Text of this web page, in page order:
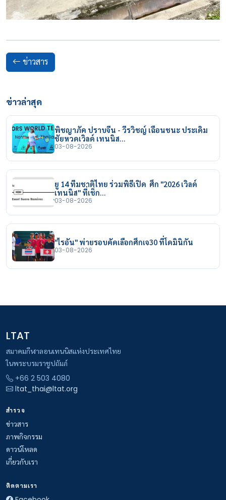
ข่าวสาร
ข่าวล่าสุด
พิชญาภัค ปราบจีน - วีรวิชญ์ เฉือนชนะ ประเดิม
ชัยหวดเวิลด์ เทนนิส…
03-08-2026
ยู 14 ทีมชาติไทย ร่วมพิธีเปิด ศึก "2026 เวิลด์
เทนนิส" ที่เช็ก…
03-08-2026
"ไรอัน" พ่ายรอบคัดเลือกศึกเจ30 ที่โดมินิกัน
03-08-2026
LTAT
สมาคมกีฬาลอนเทนนิสแห่งประเทศไทย
ในพระบรมราชูปถัมภ์
+66 2 503 4080
ltat_thai@ltat.org
สำรวจ
ข่าวสาร
ภาพกิจกรรม
ดาวน์โหลด
เกี่ยวกับเรา
ติดตามเรา